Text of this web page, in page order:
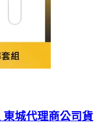
城代理商公司貨